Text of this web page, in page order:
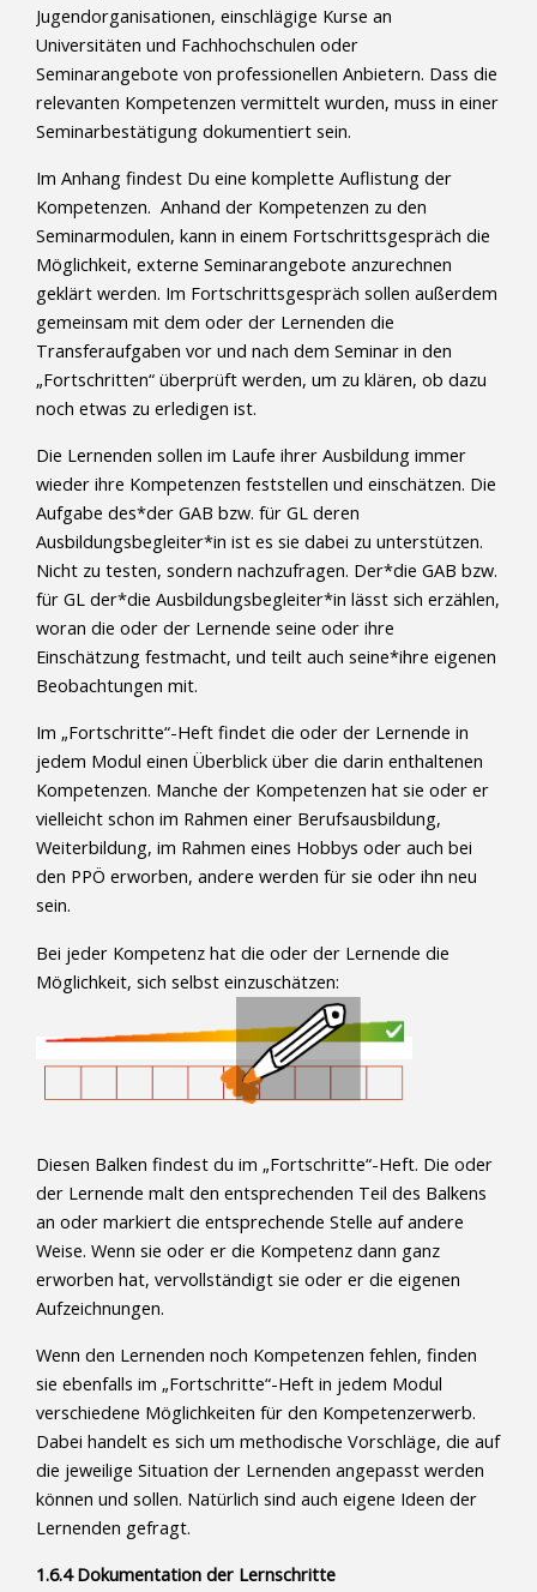
Jugendorganisationen, einschlägige Kurse an
Universitäten und Fachhochschulen oder
Seminarangebote von professionellen Anbietern. Dass die
relevanten Kompetenzen vermittelt wurden, muss in einer
Seminarbestätigung dokumentiert sein.
Im Anhang findest Du eine komplette Auflistung der
Kompetenzen. Anhand der Kompetenzen zu den
Seminarmodulen, kann in einem Fortschrittsgespräch die
Möglichkeit, externe Seminarangebote anzurechnen
geklärt werden. Im Fortschrittsgespräch sollen außerdem
gemeinsam mit dem oder der Lernenden die
Transferaufgaben vor und nach dem Seminar in den
„Fortschritten“ überprüft werden, um zu klären, ob dazu
noch etwas zu erledigen ist.
Die Lernenden sollen im Laufe ihrer Ausbildung immer
wieder ihre Kompetenzen feststellen und einschätzen. Die
Aufgabe des*der GAB bzw. für GL deren
Ausbildungsbegleiter*in ist es sie dabei zu unterstützen.
Nicht zu testen, sondern nachzufragen. Der*die GAB bzw.
für GL der*die Ausbildungsbegleiter*in lässt sich erzählen,
woran die oder der Lernende seine oder ihre
Einschätzung festmacht, und teilt auch seine*ihre eigenen
Beobachtungen mit.
Im „Fortschritte“-Heft findet die oder der Lernende in
jedem Modul einen Überblick über die darin enthaltenen
Kompetenzen. Manche der Kompetenzen hat sie oder er
vielleicht schon im Rahmen einer Berufsausbildung,
Weiterbildung, im Rahmen eines Hobbys oder auch bei
den PPÖ erworben, andere werden für sie oder ihn neu
sein.
Bei jeder Kompetenz hat die oder der Lernende die
Möglichkeit, sich selbst einzuschätzen:
Diesen Balken findest du im „Fortschritte“-Heft. Die oder
der Lernende malt den entsprechenden Teil des Balkens
an oder markiert die entsprechende Stelle auf andere
Weise. Wenn sie oder er die Kompetenz dann ganz
erworben hat, vervollständigt sie oder er die eigenen
Aufzeichnungen.
Wenn den Lernenden noch Kompetenzen fehlen, finden
sie ebenfalls im „Fortschritte“-Heft in jedem Modul
verschiedene Möglichkeiten für den Kompetenzerwerb.
Dabei handelt es sich um methodische Vorschläge, die auf
die jeweilige Situation der Lernenden angepasst werden
können und sollen. Natürlich sind auch eigene Ideen der
Lernenden gefragt.
1.6.4 Dokumentation der Lernschritte